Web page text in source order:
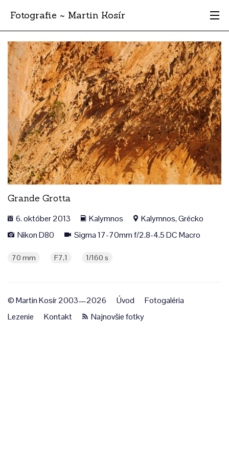
Fotografie ~ Martin Kosír
Moje obľúbené
Albumy
Miesta
Archív
Vyhľadávanie
Grande Grotta
6. október 2013 Kalymnos
Kalymnos, Grécko
Nikon D80
Sigma 17-70mm f/2.8-4.5 DC Macro
70 mm F7,1 1/160 s
© Martin Kosír 2003—2026 Úvod
Fotogaléria
Lezenie
Kontakt Najnovšie fotky